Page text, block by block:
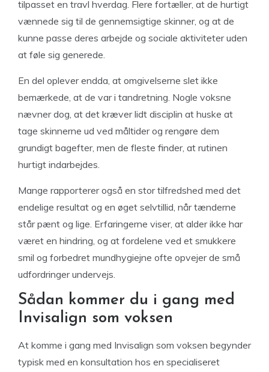
tilpasset en travl hverdag. Flere fortæller, at de hurtigt
vænnede sig til de gennemsigtige skinner, og at de
kunne passe deres arbejde og sociale aktiviteter uden
at føle sig generede.
En del oplever endda, at omgivelserne slet ikke
bemærkede, at de var i tandretning. Nogle voksne
nævner dog, at det kræver lidt disciplin at huske at
tage skinnerne ud ved måltider og rengøre dem
grundigt bagefter, men de fleste finder, at rutinen
hurtigt indarbejdes.
Mange rapporterer også en stor tilfredshed med det
endelige resultat og en øget selvtillid, når tænderne
står pænt og lige. Erfaringerne viser, at alder ikke har
været en hindring, og at fordelene ved et smukkere
smil og forbedret mundhygiejne ofte opvejer de små
udfordringer undervejs.
Sådan kommer du i gang med
Invisalign som voksen
At komme i gang med Invisalign som voksen begynder
typisk med en konsultation hos en specialiseret